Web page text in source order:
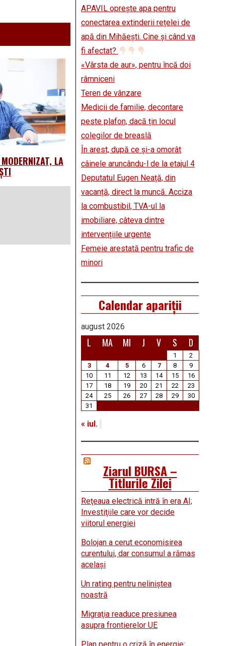
LA
APAVIL oprește apa pentru
conectarea extinderii rețelei de
apă din Mihăești. Cine și când va
fi afectat?
«Vârsta de aur», pentru încă doi
râmniceni
Teren de vânzare
Medicii de familie, decontare
peste plafon, dacă țin locul
colegilor de breaslă
În arest, după ce și-a omorât
câinele aruncându-l de la etajul 4
Deputatul Eugen Neață, din
vacanță, direct la muncă. Acciza
la combustibil, TVA-ul la
imobiliare, câteva dintre
intervențiile urgente
Femeie arestată pentru trafic de
minori
Calendar apariții
august 2026
L MA MI J V S D
1
2
3
4 5 6 7 8
9
10
11 12 13 14 15
16
17
18 19 20 21 22
23
24
25 26 27 28 29
30
31
« iul.
Ziarul BURSA –
Titlurile Zilei
Reţeaua electrică intră în era AI;
Investiţiile care vor decide
viitorul energiei
Bolojan a cerut economisirea
curentului, dar consumul a rămas
acelaşi
Un rating pentru neliniştea
noastră
Migraţia readuce presiunea
asupra frontierelor UE